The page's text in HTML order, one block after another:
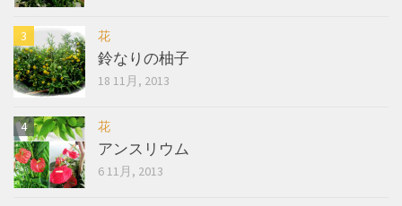
花
鈴なりの柚子
18 11月, 2013
花
アンスリウム
6 11月, 2013